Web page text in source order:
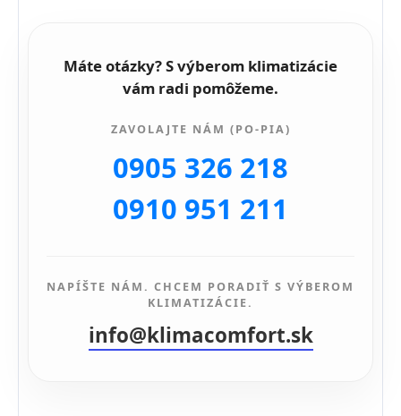
Máte otázky? S výberom klimatizácie
vám radi pomôžeme.
ZAVOLAJTE NÁM (PO-PIA)
0905 326 218
0910 951 211
NAPÍŠTE NÁM. CHCEM PORADIŤ S VÝBEROM
KLIMATIZÁCIE.
info@klimacomfort.sk